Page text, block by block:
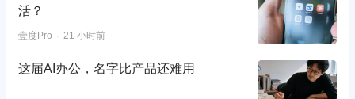
活？
壹度Pro 21 小时前
这届AI办公，名字比产品还难用